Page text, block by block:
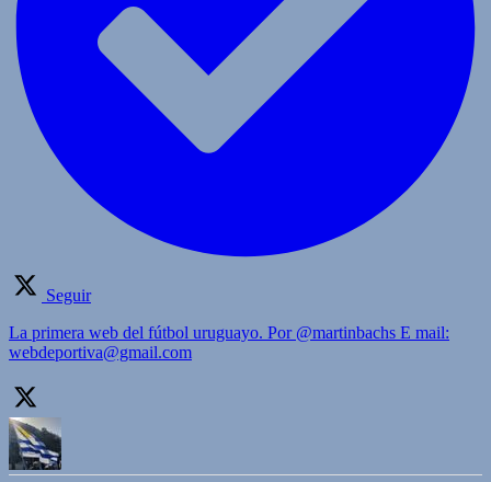
Seguir
La primera web del fútbol uruguayo. Por @martinbachs E mail:
webdeportiva@gmail.com